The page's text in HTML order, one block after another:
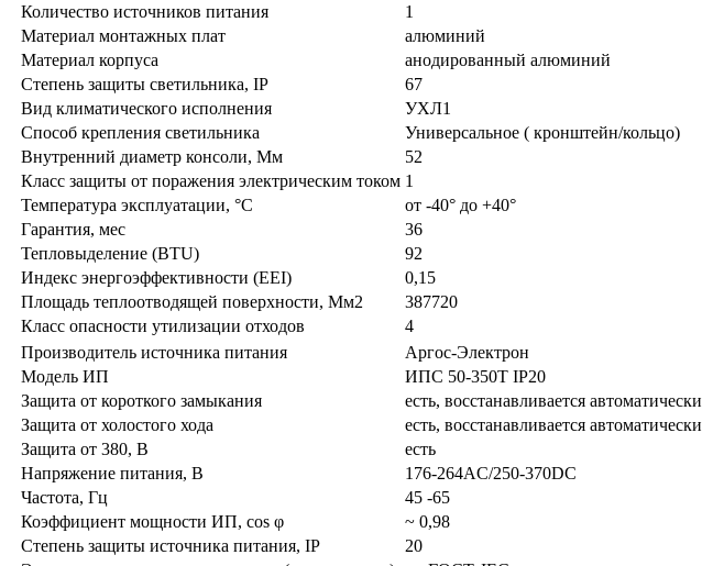
Количество источников питания
1
Материал монтажных плат
алюминий
Материал корпуса
анодированный алюминий
Степень защиты светильника, IP
67
Вид климатического исполнения
УХЛ1
Способ крепления светильника
Универсальное ( кронштейн/кольцо)
Внутренний диаметр консоли, Мм
52
Класс защиты от поражения электрическим током 1
Температура эксплуатации, °С
от -40° до +40°
Гарантия, мес
36
Тепловыделение (BTU)
92
Индекс энергоэффективности (EEI)
0,15
Площадь теплоотводящей поверхности, Мм2
387720
Класс опасности утилизации отходов
4
Производитель источника питания
Аргос-Электрон
Модель ИП
ИПС 50-350Т IP20
Защита от короткого замыкания
есть, восстанавливается автоматически
Защита от холостого хода
есть, восстанавливается автоматически
Защита от 380, В
есть
Напряжение питания, В
176-264AC/250-370DC
Частота, Гц
45 -65
Коэффициент мощности ИП, cos φ
~ 0,98
Степень защиты источника питания, IP
20